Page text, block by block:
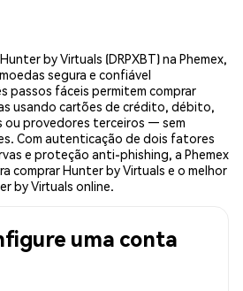
by Virtuals (DRPXBT) na Phemex,
segura e confiável
passos fáceis permitem comprar
usando cartões de crédito, débito,
ou provedores terceiros — sem
Com autenticação de dois fatores
e proteção anti-phishing, a Phemex
comprar Hunter by Virtuals e o melhor
by Virtuals online.
uma conta